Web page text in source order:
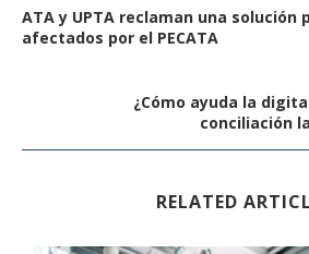
ATA y UPTA reclaman una solución
afectados por el PECATA
¿Cómo ayuda la
conciliación
RELATED